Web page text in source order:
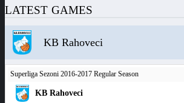
LATEST GAMES
KB Rahoveci
Superliga Sezoni 2016-2017 Regular Season
KB Rahoveci